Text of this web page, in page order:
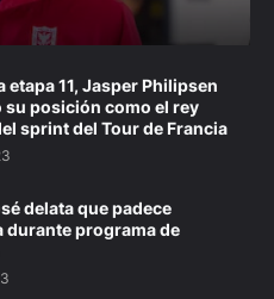
etapa 11, Jasper Philipsen
posición como el rey
sprint del Tour de Francia
delata que padece
durante programa de